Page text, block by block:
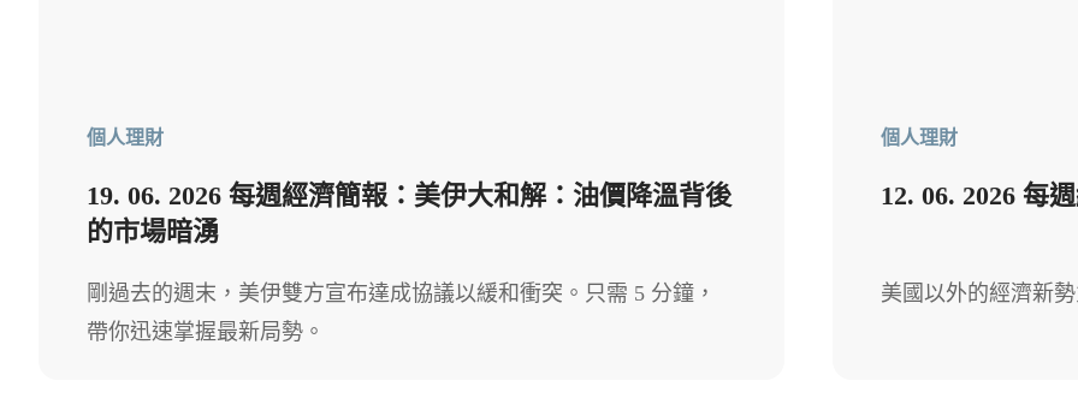
個人理財
19. 06. 2026 每週經濟簡報：美伊大和解：油價降溫背後
的市場暗湧
剛過去的週末，美伊雙方宣布達成協議以緩和衝突。只需 5 分鐘，
帶你迅速掌握最新局勢。
個人理財
12. 06. 2026 每
美國以外的經濟新